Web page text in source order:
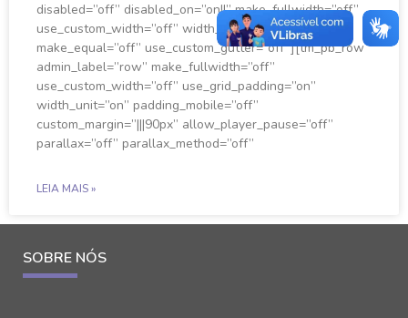
disabled=”off” disabled_on=”on||” make_fullwidth=”off”
use_custom_width=”off” width_unit=”on”
make_equal=”off” use_custom_gutter=”off”][tm_pb_row
admin_label=”row” make_fullwidth=”off”
use_custom_width=”off” use_grid_padding=”on”
width_unit=”on” padding_mobile=”off”
custom_margin=”|||90px” allow_player_pause=”off”
parallax=”off” parallax_method=”off”
LEIA MAIS »
SOBRE NÓS